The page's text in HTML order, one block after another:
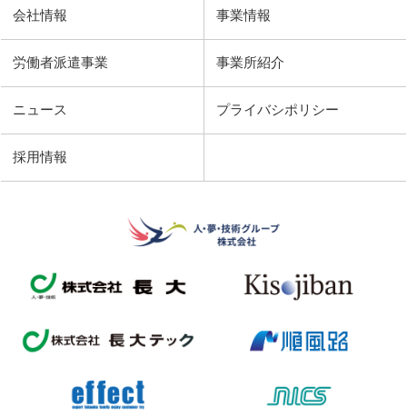
会社情報 事業情報
労働者派遣事業 事業所紹介
ニュース
採用情報
プライバシポリシー